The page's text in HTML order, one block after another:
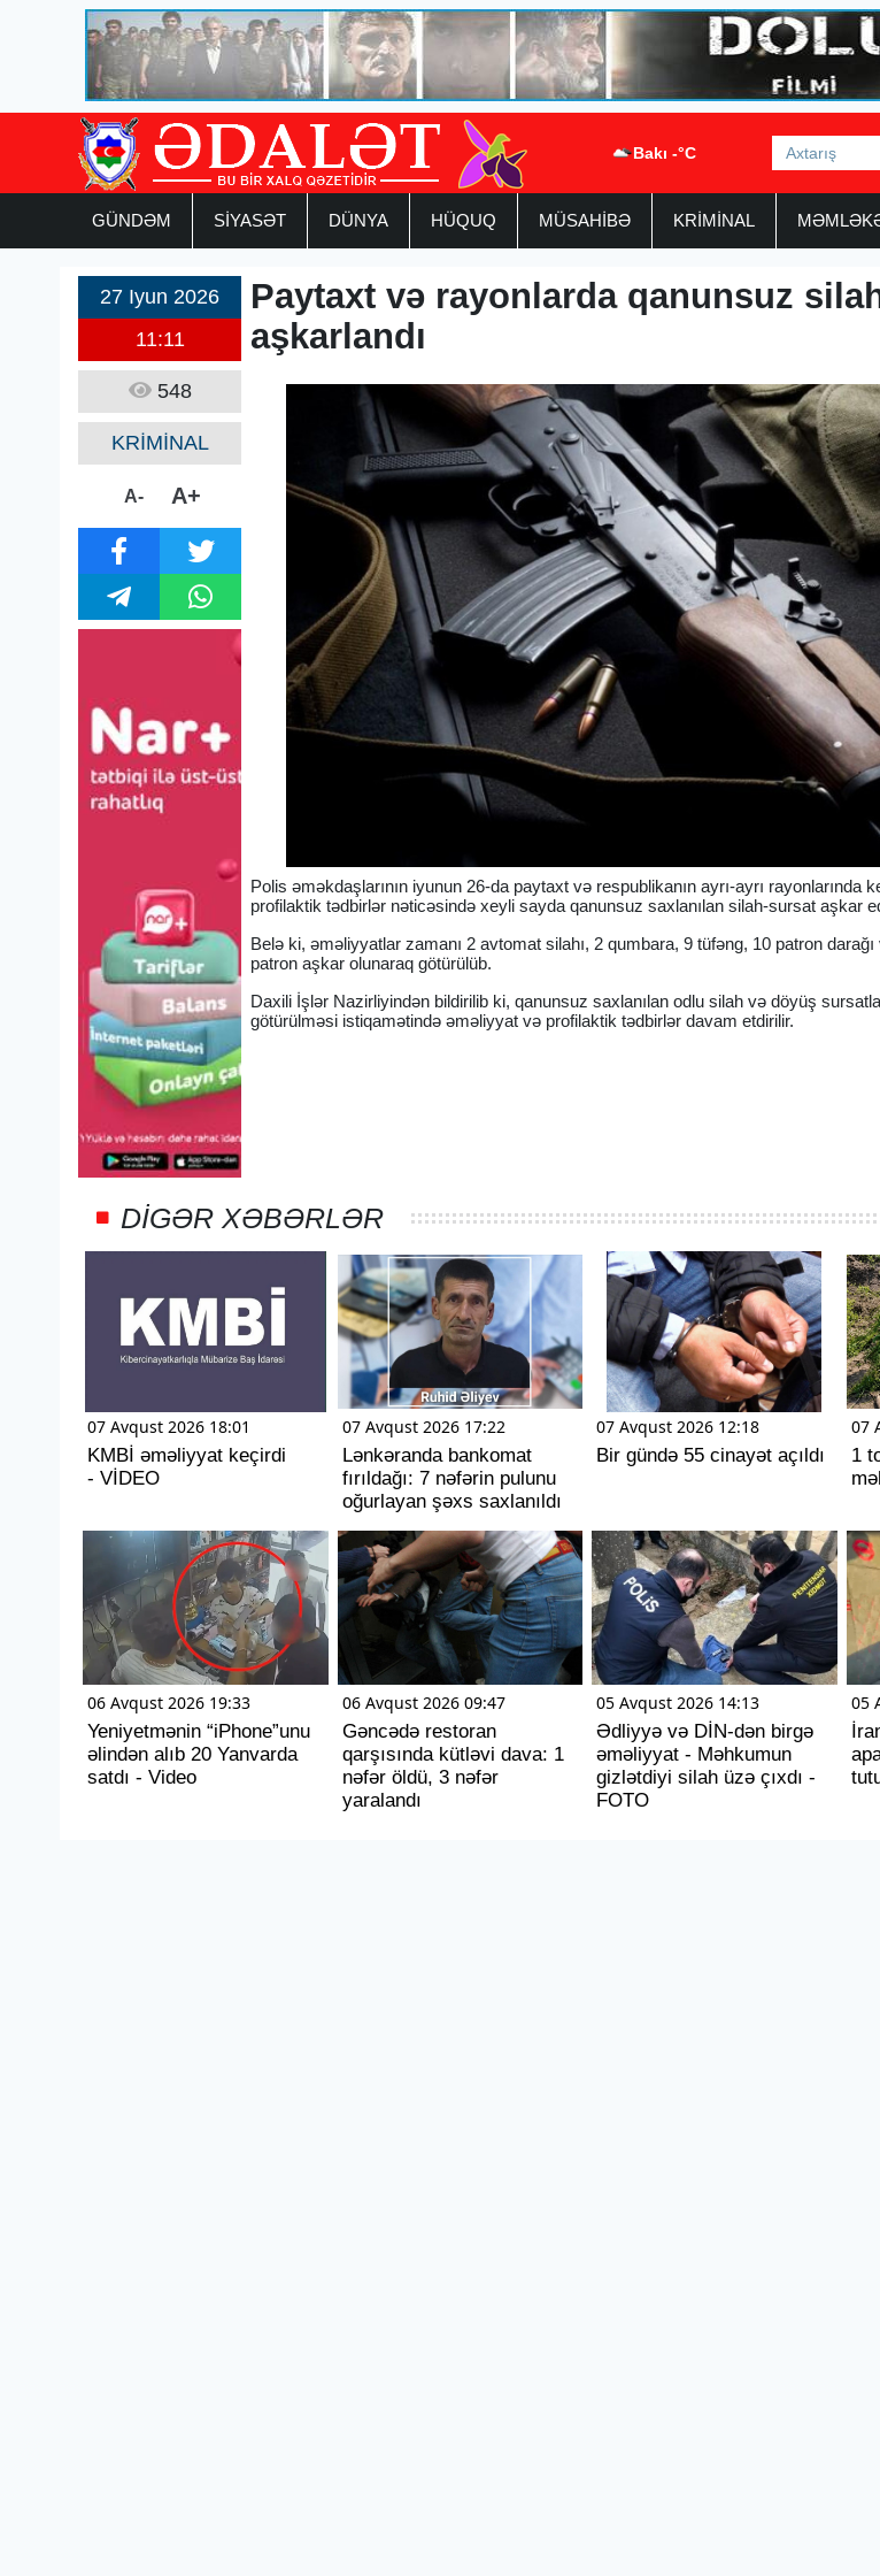
Bakı -°C
GÜNDƏM SİYASƏT DÜNYA HÜQUQ MÜSAHİBƏ KRİMİNAL
27 Iyun 2026
11:11
548
KRİMİNAL
A- A+
Paytaxt və rayonlarda qanunsuz
aşkarlandı
Polis əməkdaşlarının iyunun 26-da paytaxt və respublikanın ayrı-ayrı rayonlarında
profilaktik tədbirlər nəticəsində xeyli sayda qanunsuz saxlanılan silah-sursat aşkar
Belə ki, əməliyyatlar zamanı 2 avtomat silahı, 2 qumbara, 9 tüfəng, 10 patron
patron aşkar olunaraq götürülüb.
Daxili İşlər Nazirliyindən bildirilib ki, qanunsuz saxlanılan odlu silah və döyüş
götürülməsi istiqamətində əməliyyat və profilaktik tədbirlər davam etdirilir.
DIGƏR XƏBƏRLƏR
07 Avqust 2026 18:01
KMBİ əməliyyat keçirdi
- VİDEO
07 Avqust 2026 17:22
Lənkəranda bankomat
fırıldağı: 7 nəfərin pulunu
oğurlayan şəxs saxlanıldı
07 Avqust 2026 12:18
Bir gündə 55 cinayət açıldı
07
1
06 Avqust 2026 19:33
Yeniyetmənin “iPhone”unu
əlindən alıb 20 Yanvarda
satdı - Video
06 Avqust 2026 09:47
Gəncədə restoran
qarşısında kütləvi dava: 1
nəfər öldü, 3 nəfər
yaralandı
05 Avqust 2026 14:13
Ədliyyə və DİN-dən birgə
əməliyyat - Məhkumun
gizlətdiyi silah üzə çıxdı -
FOTO
05